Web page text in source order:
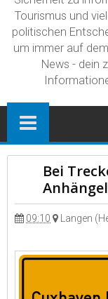
Tourismus und
politischen
um immer auf
News - dein
Bei
09:10 Langen